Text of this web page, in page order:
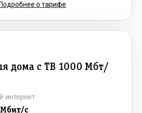
Подробнее о тарифе
дома с ТВ 1000 Мбт/
Мбит/с
интернет